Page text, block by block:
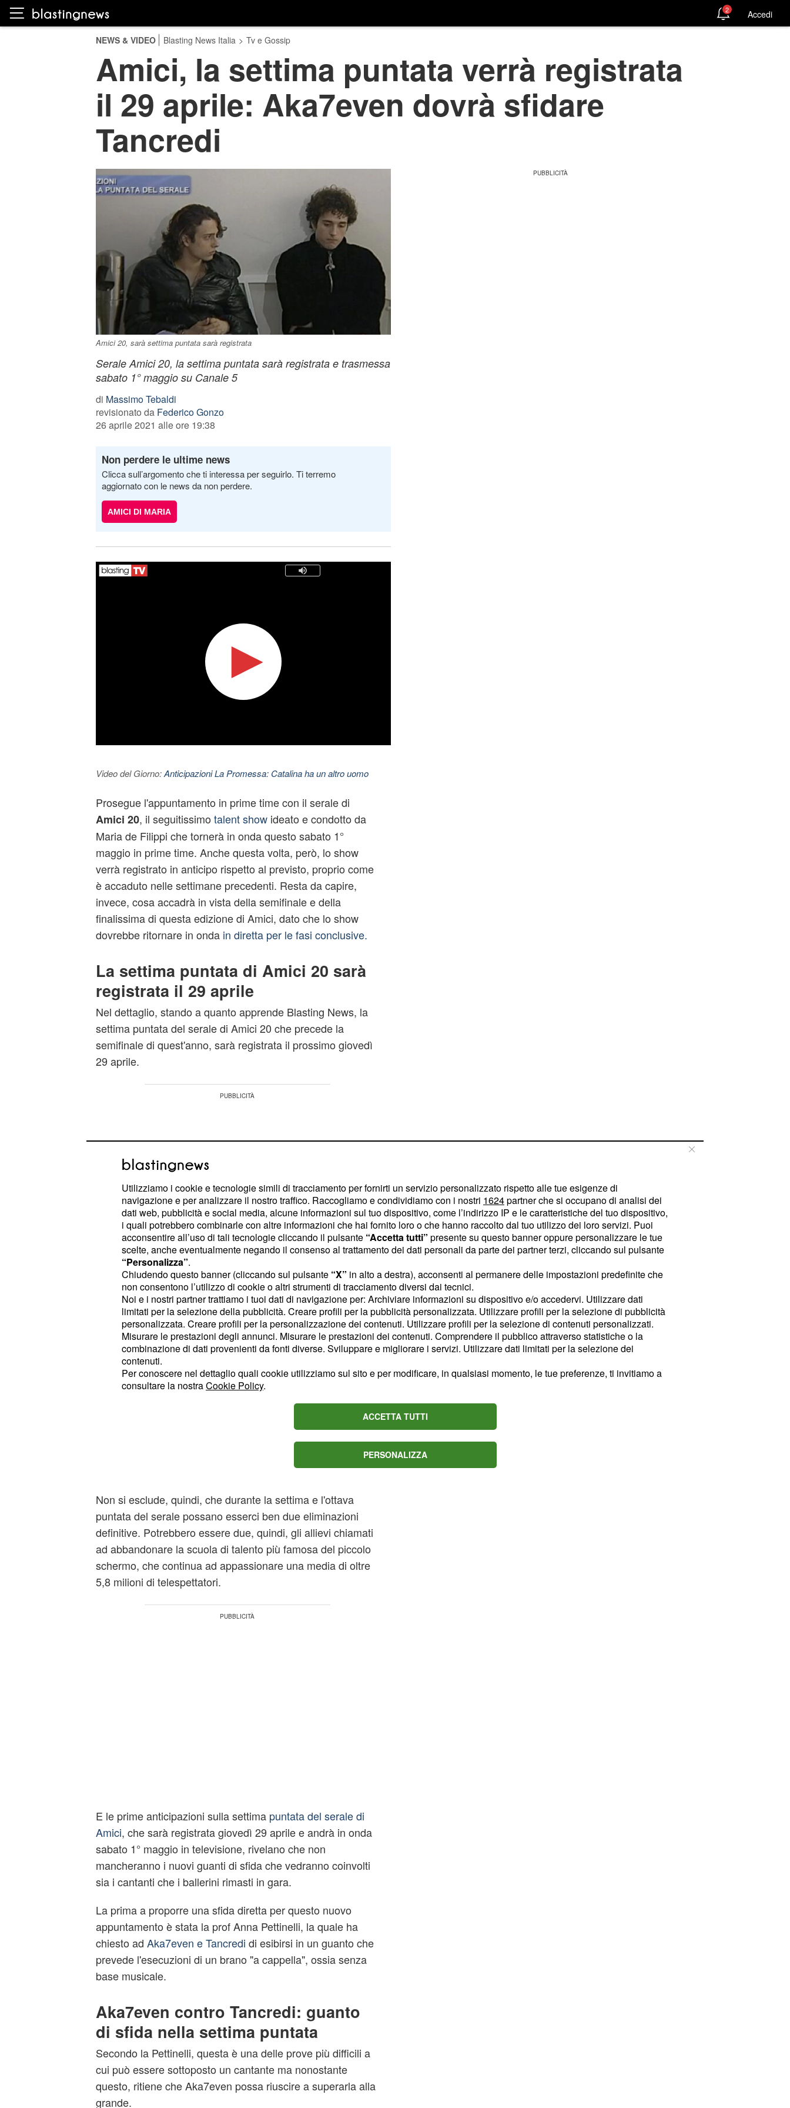
2 Accedi
NEWS & VIDEO Blasting News Italia > Tv e Gossip
Amici, la settima puntata verrà registrata
il 29 aprile: Aka7even dovrà sfidare
Tancredi
Amici 20, sarà settima puntata sarà registrata
Serale Amici 20, la settima puntata sarà registrata e trasmessa
sabato 1° maggio su Canale 5
di Massimo Tebaldi
revisionato da Federico Gonzo
26 aprile 2021 alle ore 19:38
Non perdere le ultime news
Clicca sull’argomento che ti interessa per seguirlo. Ti terremo
aggiornato con le news da non perdere.
AMICI DI MARIA
Video del Giorno:Anticipazioni La Promessa: Catalina ha un altro uomo
Prosegue l'appuntamento in prime time con il serale di
Amici 20, il seguitissimo talent showideato e condotto da
Maria de Filippi che tornerà in onda questo sabato 1°
maggio in prime time. Anche questa volta, però, lo show
verrà registrato in anticipo rispetto al previsto, proprio come
è accaduto nelle settimane precedenti. Resta da capire,
invece, cosa accadrà in vista della semifinale e della
finalissima di questa edizione di Amici, dato che lo show
dovrebbe ritornare in onda in diretta per le fasi conclusive.
La settima puntata di Amici 20 sarà
registrata il 29 aprile
Nel dettaglio, stando a quanto apprende Blasting News, la
settima puntata del serale di Amici 20 che precede la
semifinale di quest'anno, sarà registrata il prossimo giovedì
29 aprile.
E' questo il giorno in cui gli allievi delle tre squadre,
ritorneranno di nuovo in studio per sfidarsi in una nuova
serie di manche che porteranno poi all'uscita di un altro
concorrente dalla scuola.
Tuttavia, il colpo di scena di questa settima puntata del
serale potrebbe riguardare anche il numero degli eliminati
dallo show. In gara, infatti, vi sono ancora 8 concorrenti e
I nuovi guanti di sfida della settima
Non si esclude, quindi, che durante la settima e l'ottava
puntata del serale possano esserci ben due eliminazioni
definitive. Potrebbero essere due, quindi, gli allievi chiamati
ad abbandonare la scuola di talento più famosa del piccolo
schermo, che continua ad appassionare una media di oltre
5,8 milioni di telespettatori.
E le prime anticipazioni sulla settima puntata del serale di
Amici, che sarà registrata giovedì 29 aprile e andrà in onda
sabato 1° maggio in televisione, rivelano che non
mancheranno i nuovi guanti di sfida che vedranno coinvolti
sia i cantanti che i ballerini rimasti in gara.
La prima a proporre una sfida diretta per questo nuovo
appuntamento è stata la prof Anna Pettinelli, la quale ha
chiesto ad Aka7even e Tancredi di esibirsi in un guanto che
prevede l'esecuzioni di un brano "a cappella", ossia senza
base musicale.
Aka7even contro Tancredi: guanto
di sfida nella settima puntata
Secondo la Pettinelli, questa è una delle prove più difficili a
cui può essere sottoposto un cantante ma nonostante
questo, ritiene che Aka7even possa riuscire a superarla alla
grande.
Utilizziamo i cookie e tecnologie simili di tracciamento per fornirti un servizio personalizzato rispetto alle tue esigenze di
navigazione e per analizzare il nostro traffico. Raccogliamo e condividiamo con i nostri 1624partner che si occupano di analisi dei
dati web, pubblicità e social media, alcune informazioni sul tuo dispositivo, come l’indirizzo IP e le caratteristiche del tuo dispositivo,
i quali potrebbero combinarle con altre informazioni che hai fornito loro o che hanno raccolto dal tuo utilizzo dei loro servizi. Puoi
acconsentire all’uso di tali tecnologie cliccando il pulsante “Accetta tutti” presente su questo banner oppure personalizzare le tue
scelte, anche eventualmente negando il consenso al trattamento dei dati personali da parte dei partner terzi, cliccando sul pulsante
“Personalizza”.
Chiudendo questo banner (cliccando sul pulsante “X” in alto a destra), acconsenti al permanere delle impostazioni predefinite che
non consentono l’utilizzo di cookie o altri strumenti di tracciamento diversi dai tecnici.
Noi e i nostri partner trattiamo i tuoi dati di navigazione per: Archiviare informazioni su dispositivo e/o accedervi. Utilizzare dati
limitati per la selezione della pubblicità. Creare profili per la pubblicità personalizzata. Utilizzare profili per la selezione di pubblicità
personalizzata. Creare profili per la personalizzazione dei contenuti. Utilizzare profili per la selezione di contenuti personalizzati.
Misurare le prestazioni degli annunci. Misurare le prestazioni dei contenuti. Comprendere il pubblico attraverso statistiche o la
combinazione di dati provenienti da fonti diverse. Sviluppare e migliorare i servizi. Utilizzare dati limitati per la selezione dei
contenuti.
Per conoscere nel dettaglio quali cookie utilizziamo sul sito e per modificare, in qualsiasi momento, le tue preferenze, ti invitiamo a
consultare la nostraCookie Policy.
ACCETTA TUTTI
PERSONALIZZA